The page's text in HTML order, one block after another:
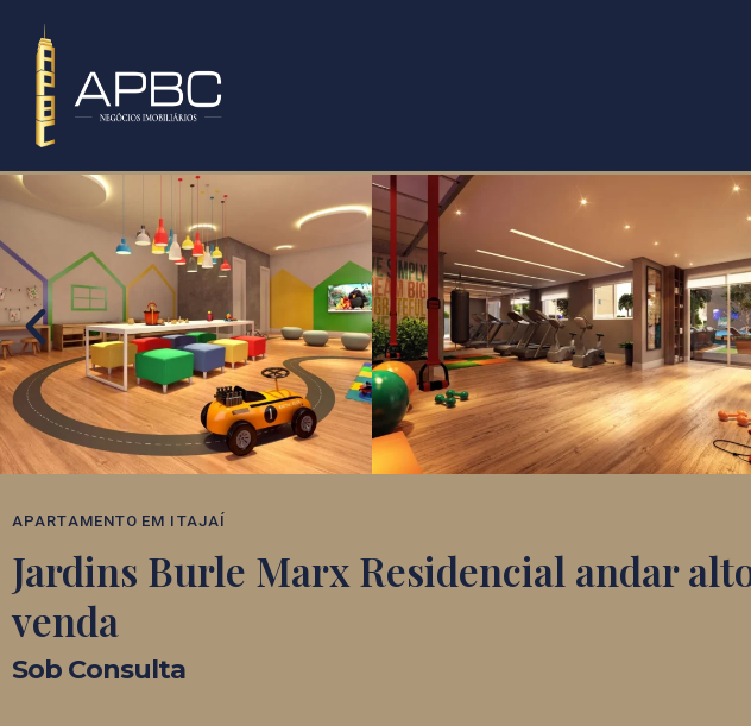
APARTAMENTO EM ITAJAÍ
Jardins Burle Marx Residencial andar
venda
Sob Consulta